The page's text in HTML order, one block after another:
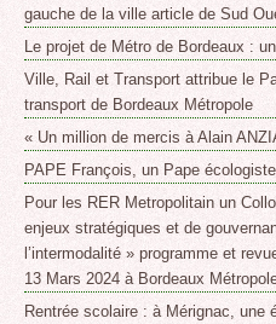
gauche de la ville article de Sud
Le projet de Métro de Bordeaux :
Ville, Rail et Transport attribue le
transport de Bordeaux Métropole
« Un million de mercis à Alain
PAPE François, un Pape écologiste
Pour les RER Metropolitain un
enjeux stratégiques et de
l’intermodalité » programme et
13 Mars 2024 à Bordeaux
Rentrée scolaire : à Mérignac, une